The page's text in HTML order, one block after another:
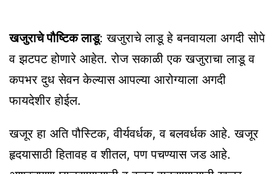
खजुराचे पौष्टिक लाडू: खजुराचे लाडू हे बनवायला अगदी सोपे
व झटपट होणारे आहेत. रोज सकाळी एक खजुराचा लाडू व
कपभर दुध सेवन केल्यास आपल्या आरोग्याला अगदी
फायदेशीर होईल.
खजूर हा अति पौस्टिक, वीर्यवर्धक, व बलवर्धक आहे. खजूर
हृदयासाठी हितावह व शीतल, पण पचण्यास जड आहे.